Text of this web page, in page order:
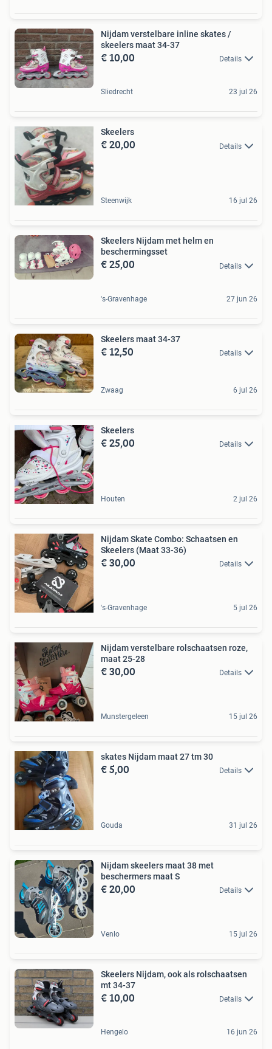
Nijdam verstelbare inline skates /
skeelers maat 34-37
€ 10,00 Details
Sliedrecht 23 jul 26
Skeelers
€ 20,00 Details
Steenwijk 16 jul 26
Skeelers Nijdam met helm en
beschermingsset
€ 25,00 Details
's-Gravenhage 27 jun 26
Skeelers maat 34-37
€ 12,50 Details
Zwaag 6 jul 26
Skeelers
€ 25,00 Details
Houten 2 jul 26
Nijdam Skate Combo: Schaatsen en
Skeelers (Maat 33-36)
€ 30,00 Details
's-Gravenhage 5 jul 26
Nijdam verstelbare rolschaatsen roze,
maat 25-28
€ 30,00 Details
Munstergeleen 15 jul 26
skates Nijdam maat 27 tm 30
€ 5,00 Details
Gouda 31 jul 26
Nijdam skeelers maat 38 met
beschermers maat S
€ 20,00 Details
Venlo 15 jul 26
Skeelers Nijdam, ook als rolschaatsen
mt 34-37
€ 10,00 Details
Hengelo 16 jun 26